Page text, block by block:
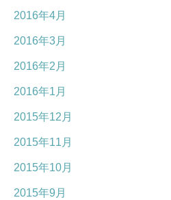
2016年4月
2016年3月
2016年2月
2016年1月
2015年12月
2015年11月
2015年10月
2015年9月